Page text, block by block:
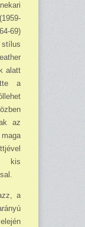
69)
stílus
alatt
a
az
kis
a